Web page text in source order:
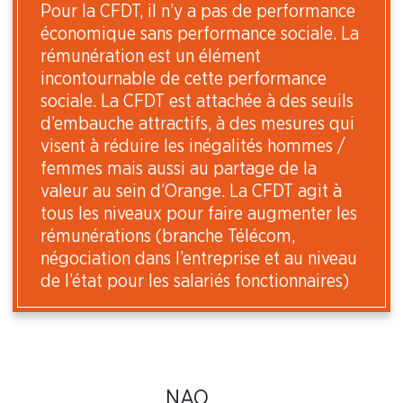
Pour la CFDT, il n’y a pas de performance
économique sans performance sociale. La
rémunération est un élément
incontournable de cette performance
sociale. La CFDT est attachée à des seuils
d’embauche attractifs, à des mesures qui
visent à réduire les inégalités hommes /
femmes mais aussi au partage de la
valeur au sein d’Orange. La CFDT agit à
tous les niveaux pour faire augmenter les
rémunérations (branche Télécom,
négociation dans l’entreprise et au niveau
de l’état pour les salariés fonctionnaires)
NAO